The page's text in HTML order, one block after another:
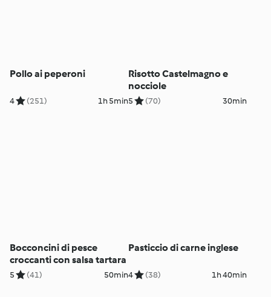
Pollo ai peperoni
4 (251) 1h 5min
Risotto Castelmagno e
nocciole
5 (70) 30min
Bocconcini di pesce
croccanti con salsa tartara
5 (41) 50min
Pasticcio di carne inglese
4 (38) 1h 40min